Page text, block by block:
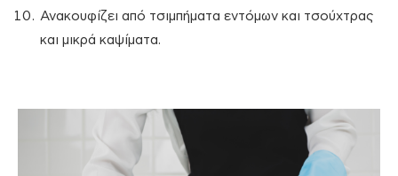
Ανακουφίζει από τσιμπήματα εντόμων και τσούχτρας
και μικρά καψίματα.